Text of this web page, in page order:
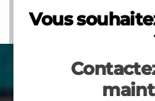
Vous